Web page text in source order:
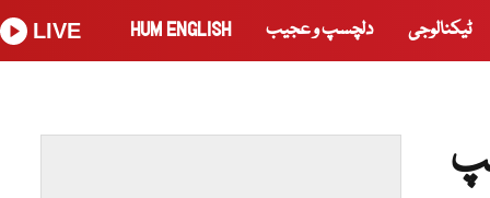
ٹیکنالوجی دلچسپ و عجیب HUM ENGLISH
LIVE